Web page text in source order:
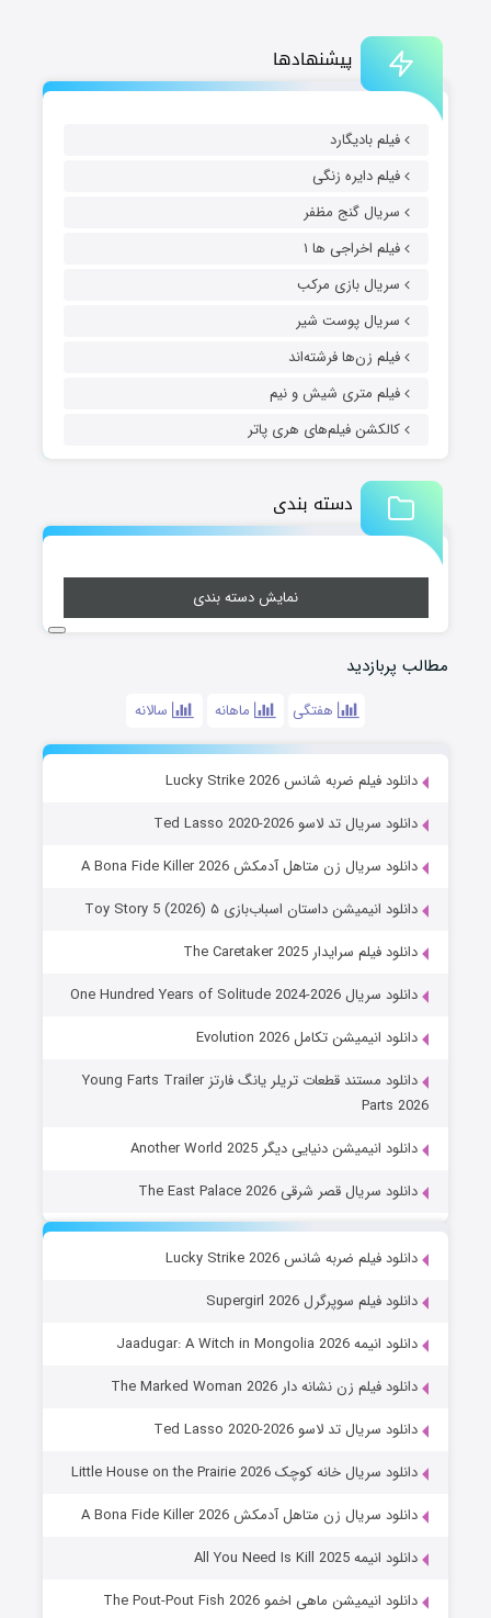
پیشنهادها
فیلم بادیگارد
فیلم دایره زنگی
سریال گنج مظفر
فیلم اخراجی ها ۱
سریال بازی مرکب
سریال پوست شیر
فیلم زن‌ها فرشته‌اند
فیلم متری شیش و نیم
کالکشن فیلم‌های هری پاتر
دسته بندی
نمایش دسته بندی
مطالب پربازدید
هفتگی ماهانه سالانه
دانلود فیلم ضربه شانس Lucky Strike 2026
دانلود سریال تد لاسو Ted Lasso 2020-2026
دانلود سریال زن متاهل آدمکش A Bona Fide Killer 2026
دانلود انیمیشن داستان اسباب‌بازی ۵ Toy Story 5 (2026)
دانلود فیلم سرایدار The Caretaker 2025
دانلود سریال One Hundred Years of Solitude 2024-2026
دانلود انیمیشن تکامل Evolution 2026
دانلود مستند قطعات تریلر یانگ فارتز Young Farts Trailer
Parts 2026
دانلود انیمیشن دنیایی دیگر Another World 2025
دانلود سریال قصر شرقی The East Palace 2026
دانلود فیلم ضربه شانس Lucky Strike 2026
دانلود فیلم سوپرگرل Supergirl 2026
دانلود انیمه Jaadugar: A Witch in Mongolia 2026
دانلود فیلم زن نشانه دار The Marked Woman 2026
دانلود سریال تد لاسو Ted Lasso 2020-2026
دانلود سریال خانه کوچک Little House on the Prairie 2026
دانلود سریال زن متاهل آدمکش A Bona Fide Killer 2026
دانلود انیمه All You Need Is Kill 2025
دانلود انیمیشن ماهی اخمو The Pout-Pout Fish 2026